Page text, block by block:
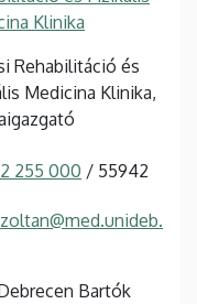
Klinika
Rehabilitáció és
Medicina Klinika,
255 000 / 55942
Bartók